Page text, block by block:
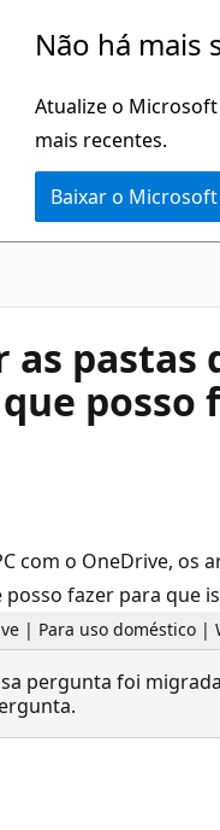
Não há mais
Atualize o
mais recentes.
Baixar o
pastas
posso
com o OneDrive,
fazer para que
| Para uso doméstico |
pergunta foi